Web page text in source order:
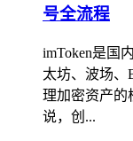
号全流程
imToken是国
太坊、波场、
理加密资产的
说，创...